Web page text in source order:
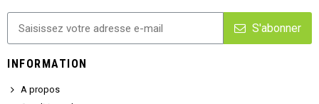
S'abonner
INFORMATION
A propos